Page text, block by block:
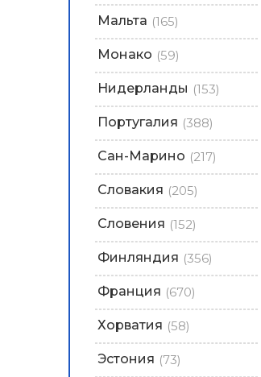
Мальта (165)
Монако (59)
Нидерланды (153)
Португалия (388)
Сан-Марино (217)
Словакия (205)
Словения (152)
Финляндия (356)
Франция (670)
Хорватия (58)
Эстония (73)